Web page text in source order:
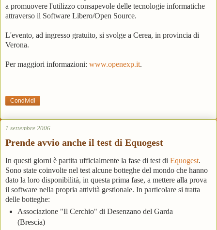
a promuovere l'utilizzo consapevole delle tecnologie informatiche
attraverso il Software Libero/Open Source.
L'evento, ad ingresso gratuito, si svolge a Cerea, in provincia di
Verona.
Per maggiori informazioni: www.openexp.it.
Condividi
1 settembre 2006
Prende avvio anche il test di Equogest
In questi giorni è partita ufficialmente la fase di test di Equogest.
Sono state coinvolte nel test alcune botteghe del mondo che hanno
dato la loro disponibilità, in questa prima fase, a mettere alla prova
il software nella propria attività gestionale. In particolare si tratta
delle botteghe:
Associazione "Il Cerchio" di Desenzano del Garda
(Brescia)